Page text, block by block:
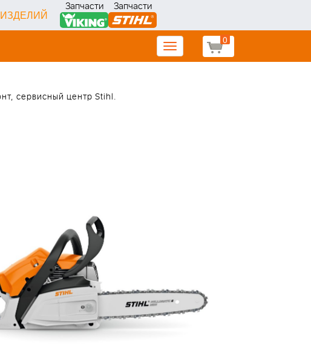
Запчасти Запчасти
0
Toggle
navigation
сервисный центр Stihl.